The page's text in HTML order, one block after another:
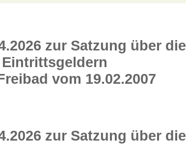
zur Satzung über die
vom 19.02.2007
zur Satzung über die